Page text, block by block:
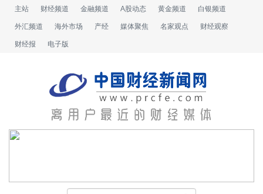
主站 财经频道 金融频道 A股动态 黄金频道 白银频道
外汇频道 海外市场 产经 媒体聚焦 名家观点 财经观察
财经报 电子版